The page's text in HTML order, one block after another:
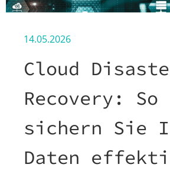
14.05.2026
Cloud
Recovery: So
sichern Sie
Daten